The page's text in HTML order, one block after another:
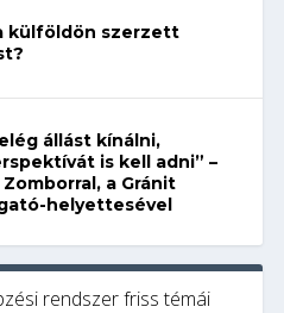
külföldön szerzett
állást kínálni,
is kell adni” –
a Gránit
helyettesével
rendszer friss témái